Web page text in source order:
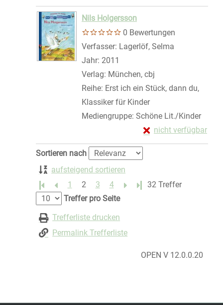
Zum Download
Nils Holgersson
0 Bewertungen
Verfasser: Lagerlöf, Selma
Jahr: 2011
Verlag: München, cbj
Reihe: Erst ich ein Stück, dann du,
Klassiker für Kinder
Mediengruppe: Schöne Lit./Kinder
nicht verfügbar
Exemplar-Details
Zum Download von
Zu den Suchfiltern springen
Sortieren nach
aufsteigend sortieren
1
2 3 4 Letzte Seite
32 Treffer
Treffer pro Seite
Trefferliste drucken
Permalink Trefferliste
OPEN V 12.0.0.20